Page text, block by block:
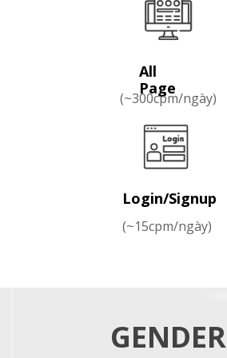
All
Page
(~300cpm/ngày)
Login/Signup
(~15cpm/ngày)
GENDER